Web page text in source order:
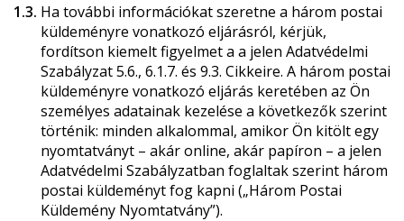
1.3. Ha további információkat szeretne a három postai
küldeményre vonatkozó eljárásról, kérjük,
fordítson kiemelt figyelmet a a jelen Adatvédelmi
Szabályzat 5.6., 6.1.7. és 9.3. Cikkeire. A három postai
küldeményre vonatkozó eljárás keretében az Ön
személyes adatainak kezelése a következők szerint
történik: minden alkalommal, amikor Ön kitölt egy
nyomtatványt – akár online, akár papíron – a jelen
Adatvédelmi Szabályzatban foglaltak szerint három
postai küldeményt fog kapni („Három Postai
Küldemény Nyomtatvány”).